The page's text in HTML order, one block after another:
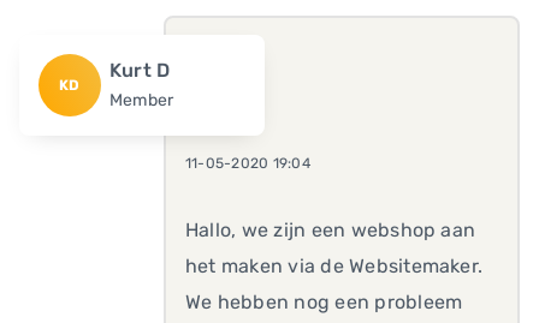
KD
Kurt D
Member
11-05-2020 19:04
Hallo, we zijn een webshop aan
het maken via de Websitemaker.
We hebben nog een probleem